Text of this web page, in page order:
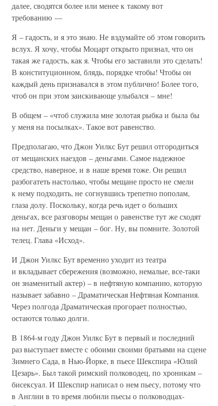
далее, сводятся более или менее к такому вот
требованию —
Я – гадость, и я это знаю. Не вздумайте об этом говорить
вслух. Я хочу, чтобы Моцарт открыто признал, что он
такая же гадость, как я. Чтобы его заставили это сделать!
В конституционном, блядь, порядке чтобы! Чтобы он
каждый день признавался в этом публично! Более того,
чтоб он при этом заискивающе улыбался – мне!
В общем – «чтоб служила мне золотая рыбка и была бы
у меня на посылках». Такое вот равенство.
Предполагаю, что Джон Уилкс Бут решил отгородиться
от мещанских наездов – деньгами. Самое надежное
средство, наверное, и в наше время тоже. Он решил
разбогатеть настолько, чтобы мещане просто не смели
к нему подходить, не согнувшись трепетно пополам,
глаза долу. Поскольку, когда речь идет о больших
деньгах, все разговоры мещан о равенстве тут же сходят
на нет. Деньги у мещан – бог. Ну, вы помните. Золотой
телец. Глава «Исход».
И Джон Уилкс Бут временно уходит из театра
и вкладывает сбережения (возможно, немалые, все-таки
он знаменитый актер) – в нефтяную компанию, которую
называет забавно – Драматическая Нефтяная Компания.
Через полгода Драматическая прогорает полностью,
остаются только долги.
В 1864-м году Джон Уилкс Бут в первый и последний
раз выступает вместе с обоими своими братьями на сцене
Зимнего Сада, в Нью-Йорке, в пьесе Шекспира «Юлий
Цезарь». Был такой римский полководец, по хроникам –
бисексуал. И Шекспир написал о нем пьесу, потому что
в Англии в то время любили пьесы о полководцах-